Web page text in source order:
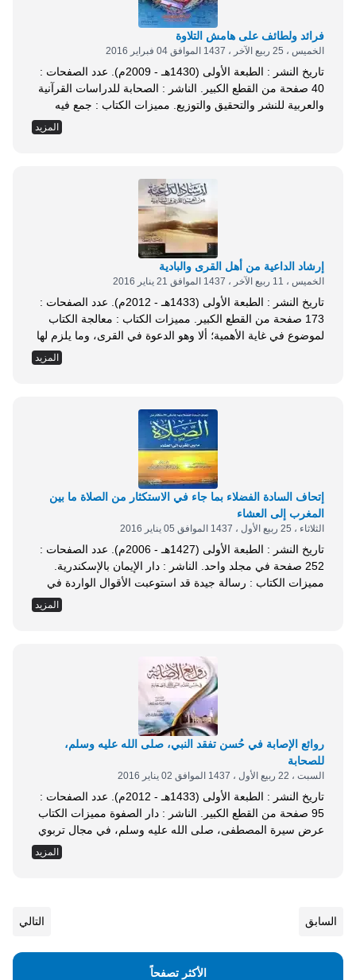
فرائد ولطائف على هامش التلاوة
الخميس ، 25 ربيع الآخر ، 1437 الموافق 04 فبراير 2016
تاريخ النشر : الطبعة الأولى (1430هـ - 2009م). عدد الصفحات :
40 صفحة من القطع الكبير. الناشر : الصحابة للدراسات القرآنية
والعربية للنشر والتحقيق والتوزيع. مميزات الكتاب : جمع فيه
المؤلف بعض الفرائد والفوائد التي تتعلق بكتاب الله، عز وجل:
مثل ما جرى عليه العمل في المصاحف المطبوعة حاليًا في عد
المزيد
إرشاد الداعية من أهل القرى والبادية
الخميس ، 11 ربيع الآخر ، 1437 الموافق 21 يناير 2016
تاريخ النشر : الطبعة الأولى (1433هـ - 2012م). عدد الصفحات :
173 صفحة من القطع الكبير. مميزات الكتاب : معالجة الكتاب
لموضوع في غاية الأهمية؛ ألا وهو الدعوة في القرى، وما يلزم لها
من توعية ومن توجيه خاص. هذا الكتاب خلاصة خبرة لرجل عاش
في القرية، وترعرع فيها، ومارس دعوته فيها على منهج أهل
المزيد
إتحاف السادة الفضلاء بما جاء في الاستكثار من الصلاة ما بين
المغرب إلى العشاء
الثلاثاء ، 25 ربيع الأول ، 1437 الموافق 05 يناير 2016
تاريخ النشر : الطبعة الأولى (1427هـ - 2006م). عدد الصفحات :
252 صفحة في مجلد واحد. الناشر : دار الإيمان بالإسكندرية.
مميزات الكتاب : رسالة جيدة قد استوعبت الأقوال الواردة في
المسألة والأدلة التي اعتمد عليها كل قول. وقد اجتهد المؤلف في
المزيد
روائع الإصابة في حُسن تفقد النبي، صلى الله عليه وسلم،
للصحابة
السبت ، 22 ربيع الأول ، 1437 الموافق 02 يناير 2016
تاريخ النشر : الطبعة الأولى (1433هـ - 2012م). عدد الصفحات :
95 صفحة من القطع الكبير. الناشر : دار الصفوة مميزات الكتاب
عرض سيرة المصطفى، صلى الله عليه وسلم، في مجال تربوي
هام، وه تفقد القائد والداعية لأهله وأصحابه، واهتمامه بشئونهم،
وتخفيفه لآلامهم، وتهنئتهم بما ينعم الله به عليهم. رسالة موجهة
المزيد
السابق التالي
الأكثر تصفحاً